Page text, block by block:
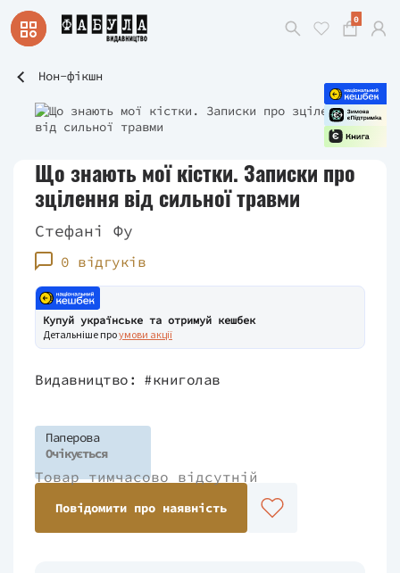
0
Нон-фікшн
Що знають мої кістки. Записки про
зцілення від сильної травми
Стефані Фу
0 відгуків
Купуй українське та отримуй кешбек
Детальніше проумови акції
Видавництво: #книголав
Паперова
Очікується
Товар тимчасово відсутній
Повідомити про наявність